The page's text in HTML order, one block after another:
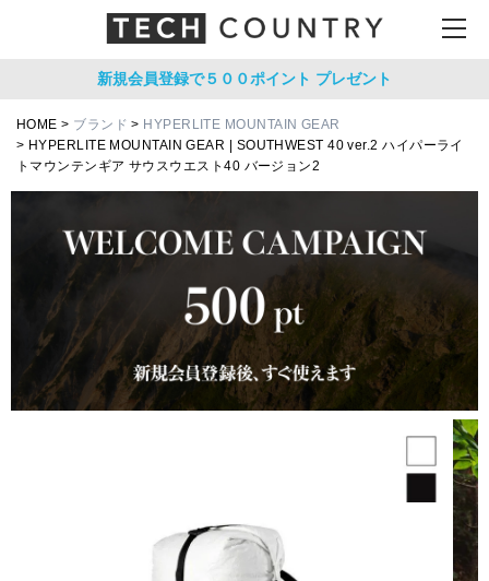
新規会員登録で５００ポイント プレゼント
HOME ブランド
HYPERLITE MOUNTAIN GEAR
HYPERLITE MOUNTAIN GEAR | SOUTHWEST 40 ver.2 ハイパーライ
トマウンテンギア サウスウエスト40 バージョン2